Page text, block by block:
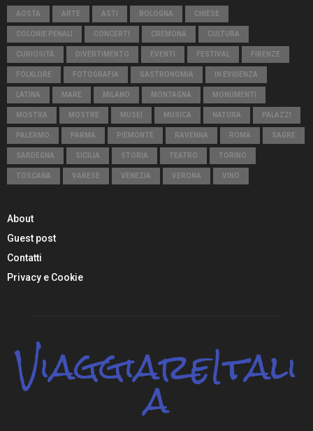
AOSTA ARTE ASTI BOLOGNA CHIESE
COLONIE PENALI CONCERTI CREMONA CULTURA
CURIOSITÀ DIVERTIMENTO EVENTI FESTIVAL FIRENZE
FOLKLORE FOTOGRAFIA GASTRONOMIA IN EVIDENZA
LATINA MARE MILANO MONTAGNA MONUMENTI
MOSTRA MOSTRE MUSEI MUSICA NATURA PALAZZI
PALERMO PARMA PIEMONTE RAVENNA ROMA SAGRE
SARDEGNA SICILIA STORIA TEATRO TORINO
TOSCANA VARESE VENEZIA VERONA VINO
About
Guest post
Contatti
Privacy e Cookie
ViaggiareItali
a